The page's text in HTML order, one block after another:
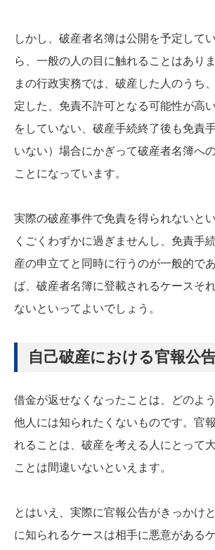
しかし、破産者名簿は公開を予定して
ら、一般の人の目に触れることはあり
まの行政実務では、破産した人のうち
定した、免責不許可となる可能性が高
をしていない、破産手続終了後も免責
いない）場合にかぎって破産者名簿へ
ことになっています。
実際の破産事件で免責を得られないと
くごくわずかに過ぎませんし、免責手
産の申立てと同時に行うのが一般的で
ば、破産者名簿に登載されるケースそ
ないといってよいでしょう。
自己破産における官報公
借金が返せなくなったことは、どのよ
他人には知られたくないものです。官
れることは、破産を考える人にとって
ことは間違いないといえます。
とはいえ、実際に官報公告がきっかけ
に知られるケースは相手に悪意がある